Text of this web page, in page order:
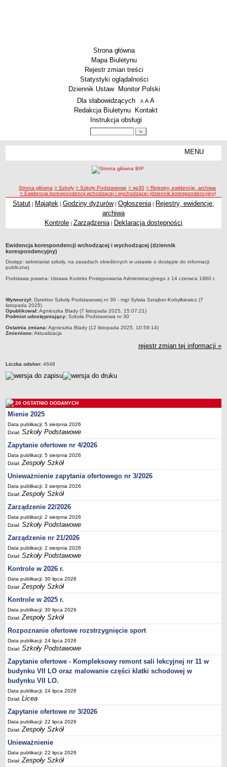
Strona główna
Mapa Biuletynu
Rejestr zmian treści
Statystyki oglądalności
Dziennik Ustaw
Monitor Polski
Menu dodatkowe
Dla słabowidzących A pomniejsz czcionkę
A standardowy rozmiar czcionki
A
Redakcja Biuletynu
Kontakt
Instrukcja obsługi
MENU
Licea
Zespoły Szkół
Techniczne Zakłady Naukowe
PRZEDSZKOLA
ARCHIWUM SZKÓŁ I PLACÓWEK
Zlikwidowane gimnazja
SPECJALNE OŚRODKI SZKOLNO-WYCHOWAWCZE
Specjalny Ośrodek nr 1
BURSA MIEJSKA
Ogłoszenie
Zarządzenia
Kontrole
Rejestry, ewidencje, archiwa
Sprawozdania
Deklaracja dostępności
PORADNIE PSYCHOLOGICZNO-PEDAGOGICZNE
Zespół Poradni
BIURO FINANSÓW OŚWIATY
Dane podstawowe
Statut
Majątek
Godziny dyżurów
Ogłoszenia
Zarządzenia
Rejestry, ewidencje, archiwa
Kontrole
PONOWNE WYKORZYSTYWANIE
Sprawozdania
Deklaracja dostępności
DEKLARACJA DOSTĘPNOŚCI
OŚWIADCZENIA MAJĄTKOWE
PONOWNE WYKORZYSTYWANIE
UDOSTĘPNIANIE INFORMACJI PUBLICZNEJ
OCHRONA DANYCH OSOBOWYCH
ścieżka nawigacji
Strona główna > Szkoły > Szkoły Podstawowe > sp30 > Rejestry, ewidencje, archiwa
> Ewidencja korespondencji wchodzącej i wychodzącej (dziennik korespondencyjny)
Statut | Majątek | Godziny dyżurów| Ogłoszenia | Rejestry, ewidencje,
archiwa
Kontrole | Zarządzenia | Deklaracja dostępności
Ewidencja korespondencji wchodzącej i wychodzącej (dziennik
korespondencyjny)
Dostęp: sekretariat szkoły, na zasadach określonych w ustawie o dostępie do informacji
publicznej
Podstawa prawna: Ustawa Kodeks Postępowania Administracyjnego z 14 czerwca 1960 r.
metryczka
Wytworzył: Dyrektor Szkoły Podstawowej nr 30 - mgr Sylwia Szrajber-Kobyłkiewicz (7
listopada 2025)
Opublikował:Agnieszka Blady (7 listopada 2025, 15:07:21)
Podmiot udostępniający: Szkoła Podstawowa nr 30
Ostatnia zmiana:Agnieszka Blady (12 listopada 2025, 10:59:14)
Zmieniono:Aktualizacja
rejestr zmian tej informacji »
Liczba odsłon: 4648
20 OSTATNIO DODANYCH
Mienie 2025
Data publikacji: 5 sierpnia 2026
Dział:Szkoły Podstawowe
Zapytanie ofertowe nr 4/2026
Data publikacji: 5 sierpnia 2026
Dział:Zespoły Szkół
Unieważnienie zapytania ofertowego nr 3/2026
Data publikacji: 3 sierpnia 2026
Dział:Zespoły Szkół
Zarządzenie 22/2026
Data publikacji: 2 sierpnia 2026
Dział:Szkoły Podstawowe
Zarządzenie nr 21/2026
Data publikacji: 2 sierpnia 2026
Dział:Szkoły Podstawowe
Kontrole w 2026 r.
Data publikacji: 30 lipca 2026
Dział:Zespoły Szkół
Kontrole w 2025 r.
Data publikacji: 30 lipca 2026
Dział:Zespoły Szkół
Rozpoznanie ofertowe rozstrzygnięcie sport
Data publikacji: 24 lipca 2026
Dział:Szkoły Podstawowe
Zapytanie ofertowe - Kompleksowy remont sali lekcyjnej nr 11 w
budynku VII LO oraz malowanie części klatki schodowej w
budynku VII LO.
Data publikacji: 24 lipca 2026
Dział:Licea
Zapytanie ofertowe nr 3/2026
Data publikacji: 22 lipca 2026
Dział:Zespoły Szkół
Unieważnienie
Data publikacji: 22 lipca 2026
Dział:Zespoły Szkół